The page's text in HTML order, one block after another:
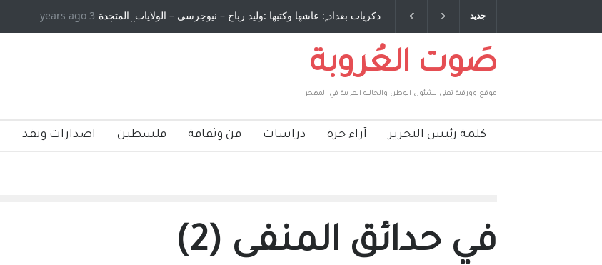
جديد الاستيطان ومسلسل الخداع المستمر - قلم : راسم عبيدات دكريات بغداد ٍ: عاشها وكتبها :وليد رباح – نيوجرسي – الولايات المتحدة
الامريكية
3 years ago
صَوت العُروبة
موقع وورقية تعنى بشئون الوطن والجاليه العربية في المهجر
كلمة رئيس التحرير آراء حرة دراسات فن وثقافة فلسطين اصدارات ونقد
في حدائق المنفى (2)